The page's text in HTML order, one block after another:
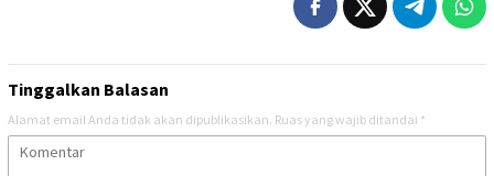
Tinggalkan Balasan
Alamat email Anda tidak akan dipublikasikan. Ruas yang wajib ditandai *